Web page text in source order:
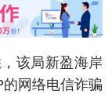
该局新盈海岸
网络电信诈骗